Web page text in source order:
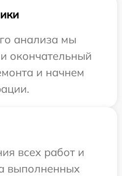
анализа мы
окончательный
и начнем
всех работ и
выполненных